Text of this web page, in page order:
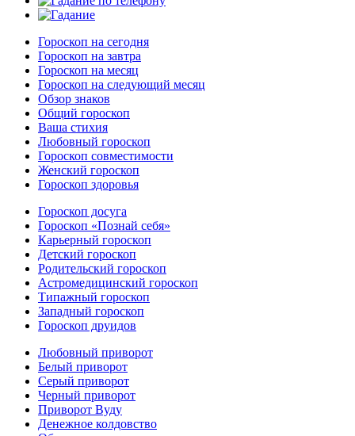
Гороскоп на сегодня
Гороскоп на завтра
Гороскоп на месяц
Гороскоп на следующий месяц
Обзор знаков
Общий гороскоп
Ваша стихия
Любовный гороскоп
Гороскоп совместимости
Женский гороскоп
Гороскоп здоровья
Гороскоп досуга
Гороскоп «Познай себя»
Карьерный гороскоп
Детский гороскоп
Родительский гороскоп
Астромедицинский гороскоп
Типажный гороскоп
Западный гороскоп
Гороскоп друидов
Любовный приворот
Белый приворот
Серый приворот
Черный приворот
Приворот Вуду
Денежное колдовство